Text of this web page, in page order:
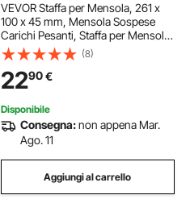
VEVOR Staffa per Mensola, 261 x
100 x 45 mm, Mensola Sospese
Carichi Pesanti, Staffa per Mensola
a L, Opaca Spessa 5 mm, Staffe
Mensola in Acciaio con Capacità di
Carico di 72,6 kg, Nero, 6 Pezzi
(8)
2290€
Disponibile
Consegna:non appena Mar.
Ago. 11
Aggiungi al carrello